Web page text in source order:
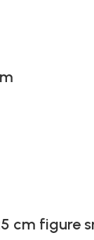
cm figure